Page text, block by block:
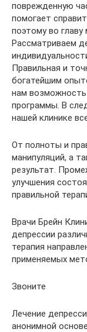
поврежденную
помогает
поэтому во
Рассматриваем
Правильная и
богатейшим
нам
программы. В
нашей клинике
От полноты и
манипуляций, а
результат.
улучшения
правильной
Врачи Брейн
депрессии
терапия
применяемых
Звоните
Лечение
анонимной